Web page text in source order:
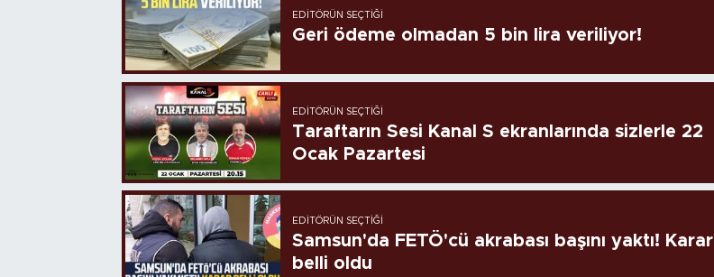
EDITÖRÜN SEÇTIĞI
Geri ödeme olmadan 5 bin lira veriliyor!
EDITÖRÜN SEÇTIĞI
Taraftarın Sesi Kanal S ekranlarında sizlerle 22
Ocak Pazartesi
EDITÖRÜN SEÇTIĞI
Samsun'da FETÖ'cü akrabası başını yaktı! Karar
belli oldu